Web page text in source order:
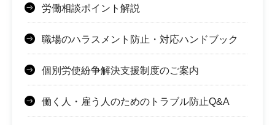
労働相談ポイント解説
職場のハラスメント防止・対応ハンドブック
個別労使紛争解決支援制度のご案内
働く人・雇う人のためのトラブル防止Q&A